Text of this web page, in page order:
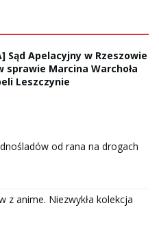
Sąd Apelacyjny w Rzeszowie
sprawie Marcina Warchoła
Leszczynie
od rana na drogach
z anime. Niezwykła kolekcja